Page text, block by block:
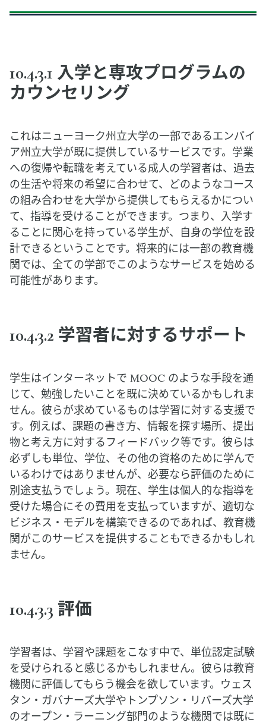
10.4.3.1 入学と専攻プログラムの
カウンセリング
これはニューヨーク州立大学の一部であるエンパイ
ア州立大学が既に提供しているサービスです。学業
への復帰や転職を考えている成人の学習者は、過去
の生活や将来の希望に合わせて、どのようなコース
の組み合わせを大学から提供してもらえるかについ
て、指導を受けることができます。つまり、入学す
ることに関心を持っている学生が、自身の学位を設
計できるということです。将来的には一部の教育機
関では、全ての学部でこのようなサービスを始める
可能性があります。
10.4.3.2 学習者に対するサポート
学生はインターネットで MOOC のような手段を通
じて、勉強したいことを既に決めているかもしれま
せん。彼らが求めているものは学習に対する支援で
す。例えば、課題の書き方、情報を探す場所、提出
物と考え方に対するフィードバック等です。彼らは
必ずしも単位、学位、その他の資格のために学んで
いるわけではありませんが、必要なら評価のために
別途支払うでしょう。現在、学生は個人的な指導を
受けた場合にその費用を支払っていますが、適切な
ビジネス・モデルを構築できるのであれば、教育機
関がこのサービスを提供することもできるかもしれ
ません。
10.4.3.3 評価
学習者は、学習や課題をこなす中で、単位認定試験
を受けられると感じるかもしれません。彼らは教育
機関に評価してもらう機会を欲しています。ウェス
タン・ガバナーズ大学やトンプソン・リバーズ大学
のオープン・ラーニング部門のような機関では既に